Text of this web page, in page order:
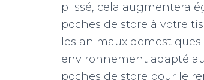
plissé, cela augmentera
poches de store à votre
les animaux
environnement adapté
poches de store pour le